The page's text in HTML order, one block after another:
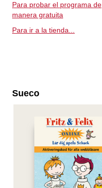
Para probar el programa de
manera gratuita
Para ir a la tienda...
Sueco